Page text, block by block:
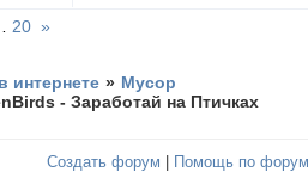
20 »
интернете » Мусор
- Заработай на Птичках
Создать форум Помощь по